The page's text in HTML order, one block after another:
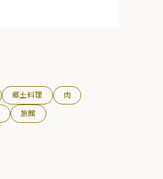
郷土料理
肉
旅館